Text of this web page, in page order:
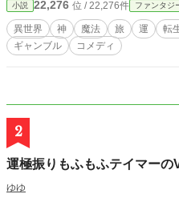
小説 22,276 位 / 22,276件 ファンタジ
異世界 神 魔法 旅 運 転
ギャンブル
コメディ
2
運極振りもふもふテイマーの
ゆゆ